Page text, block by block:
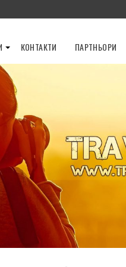
КОНТАКТИ ПАРТНЬОРИ